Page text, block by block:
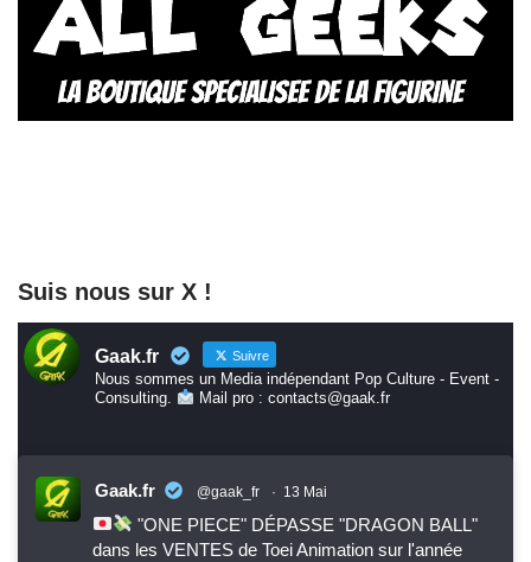
Suis nous sur X !
Gaak.fr Suivre
Nous sommes un Media indépendant Pop Culture - Event -
Consulting.
Mail pro : contacts@gaak.fr
Gaak.fr @gaak_fr · 13 Mai
"ONE PIECE" DÉPASSE "DRAGON BALL"
dans les VENTES de Toei Animation sur l'année